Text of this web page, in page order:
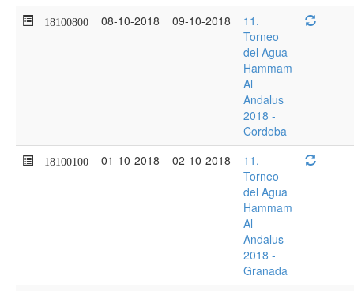
18100800 08-10-2018 09-10-2018
11.
Torneo
del Agua
Hammam
Al
Andalus
2018 -
Cordoba
18100100 01-10-2018 02-10-2018
11.
Torneo
del Agua
Hammam
Al
Andalus
2018 -
Granada